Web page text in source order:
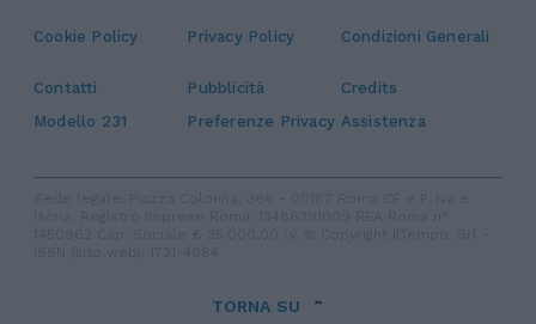
Cookie Policy Privacy Policy Condizioni Generali
Contatti Pubblicità
Credits
Modello 231
Preferenze Privacy Assistenza
TORNA SU